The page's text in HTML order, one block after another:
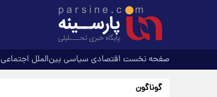
صفحه نخست اقتصادی سیاسی بین‌الملل اجتماعی
گوناگون